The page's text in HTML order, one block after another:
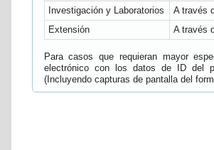
Investigación y Laboratorios
A través
Extensión
A través
Para casos que requieran mayor
electrónico con los datos de ID del
(Incluyendo capturas de pantalla del